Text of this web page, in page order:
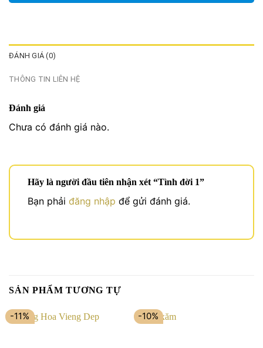
ĐÁNH GIÁ (0)
THÔNG TIN LIÊN HỆ
Đánh giá
Chưa có đánh giá nào.
Hãy là người đầu tiên nhận xét “Tình đời 1”
Bạn phải đăng nhập để gửi đánh giá.
SẢN PHẨM TƯƠNG TỰ
-11% -10%